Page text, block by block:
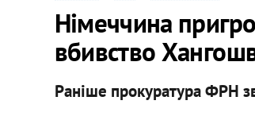
Німеччина
вбивство
Раніше прокуратура ФРН